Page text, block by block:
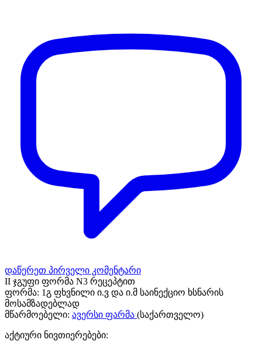
დაწერეთ პირველი კომენტარი
II ჯგუფი ფორმა N3 რეცეპტით
ფორმა: 1გ ფხვნილი ი.ვ და ი.მ საინექციო ხსნარის
მოსამზადებლად
მწარმოებელი: ავერსი ფარმა (საქართველო)
აქტიური ნივთიერებები: